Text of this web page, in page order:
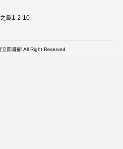
島1-2-10
図書館 All Right Reserved